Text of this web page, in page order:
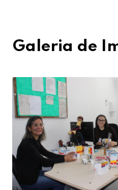
Galeria de